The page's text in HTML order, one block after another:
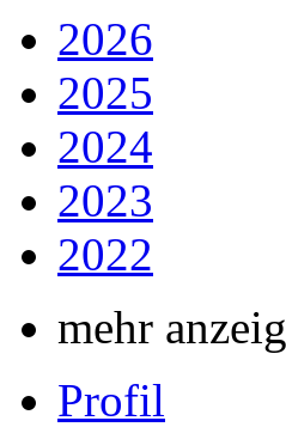
2026
2025
2024
2023
2022
mehr
Profil